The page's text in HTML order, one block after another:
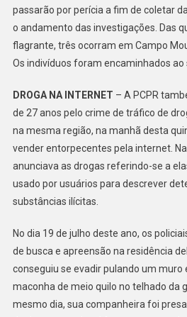
passarão por perícia a fim de coletar
o andamento das investigações. Das
flagrante, três ocorram em Campo
Os indivíduos foram encaminhados ao
DROGA NA INTERNET – A PCPR
de 27 anos pelo crime de tráfico de
na mesma região, na manhã desta
vender entorpecentes pela internet.
anunciava as drogas referindo-se a
usado por usuários para descrever
substâncias ilícitas.
No dia 19 de julho deste ano, os
de busca e apreensão na residência
conseguiu se evadir pulando um muro
maconha de meio quilo no telhado da
mesmo dia, sua companheira foi